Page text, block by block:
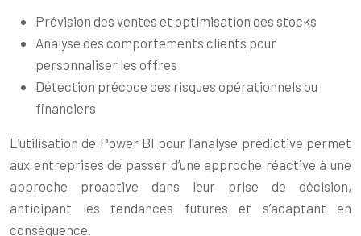
Prévision des ventes et optimisation des stocks
Analyse des comportements clients pour
personnaliser les offres
Détection précoce des risques opérationnels ou
financiers
L’utilisation de Power BI pour l’analyse prédictive permet
aux entreprises de passer d’une approche réactive à une
approche proactive dans leur prise de décision,
anticipant les tendances futures et s’adaptant en
conséquence.